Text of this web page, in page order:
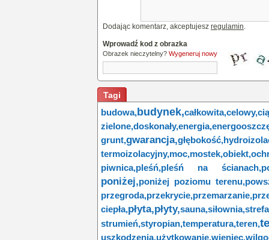
Dodając komentarz, akceptujesz regulamin.
Wprowadź kod z obrazka
Obrazek nieczytelny? Wygeneruj nowy
Tagi
budowa,budynek,całkowita,celowy,
zielone,doskonały,energia,
grunt,gwarancja,głębokość,
termoizolacyjny,moc,mostek,obiekt,
piwnica,pleśń,pleśń na ścianach,
poniżej,poniżej poziomu terenu,
przegroda,przekrycie,przemarzanie,
ciepła,płyta,płyty,sauna,siłownia,
strumień,styropian,temperatura,teren,
uszkodzenia,użytkowanie,wieniec,